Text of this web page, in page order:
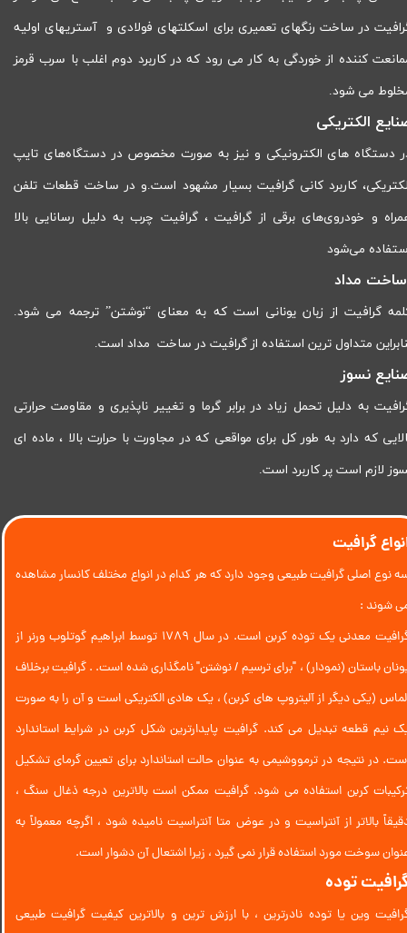
در ساخت رنگهای تعمیری برای اسکلتهای فولادی و آستریهای اولیه
کننده از خوردگی به کار می رود که در کاربرد دوم اغلب با سرب قرمز
می شود.
الکتریکی
دستگا‌ه های الکترونیکی و نیز به صورت مخصوص در دستگاه‌های تایپ
کاربرد کانی گرافیت بسیار مشهود است.و در ساخت قطعات تلفن
و خودروی‌های برقی از گرافیت ، گرافیت چرب به دلیل رسانایی بالا
می‌شود
ساخت مداد
گرافیت از زبان یونانی است که به معنای “نوشتن” ترجمه می شود.
متداول ترین استفاده از گرافیت در ساخت مداد است.
نسوز
به دلیل تحمل زیاد در برابر گرما و تغییر ناپذیری و مقاومت حرارتی
که دارد به طور کل برای مواقعی که در مجاورت با حرارت بالا ، ماده ای
لازم است پر کاربرد است.
گرافیت
نوع اصلی گرافیت طبیعی وجود دارد که هر کدام در انواع مختلف کانسار مشاهده
شوند :
گرافیت معدنی یک توده کربن است. در سال 1789 توسط ابراهیم گوتلوب ورنر از
باستان (نمودار) ، "برای ترسیم / نوشتن" نامگذاری شده است. . گرافیت برخلاف
(یکی دیگر از آلیتروپ های کربن) ، یک هادی الکتریکی است و آن را به صورت
نیم قطعه تبدیل می کند. گرافیت پایدارترین شکل کربن در شرایط استاندارد
در نتیجه در ترمووشیمی به عنوان حالت استاندارد برای تعیین گرمای تشکیل
کربن استفاده می شود. گرافیت ممکن است بالاترین درجه ذغال سنگ ،
بالاتر از آنتراسیت و در عوض متا آنتراسیت نامیده شود ، اگرچه معمولاً به
سوخت مورد استفاده قرار نمی گیرد ، زیرا اشتعال آن دشوار است.
توده
وین یا توده نادرترین ، با ارزش ترین و بالاترین کیفیت گرافیت طبیعی